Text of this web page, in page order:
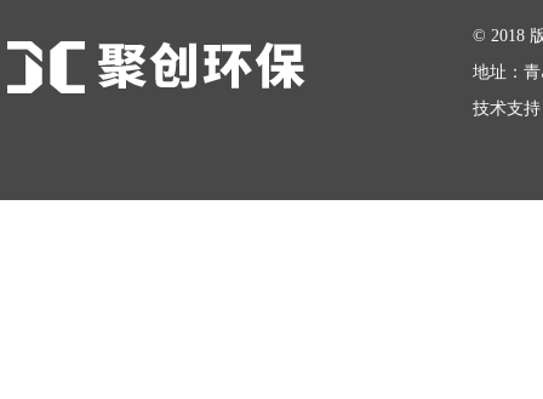
© 2018
地址：
技术支